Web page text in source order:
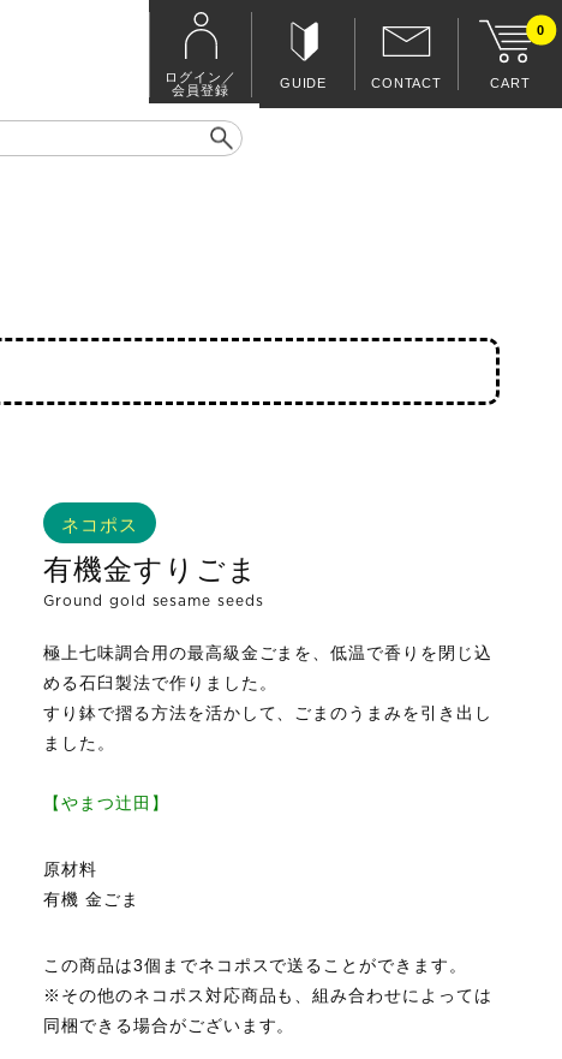
ログイン／
会員登録
GUIDE CONTACT
0
CART
ネコポス
有機金すりごま
Ground gold sesame seeds
極上七味調合用の最高級金ごまを、低温で香りを閉じ込
める石臼製法で作りました。
すり鉢で摺る方法を活かして、ごまのうまみを引き出し
ました。
【やまつ辻田】
原材料
有機 金ごま
この商品は3個までネコポスで送ることができます。
※その他のネコポス対応商品も、組み合わせによっては
同梱できる場合がございます。